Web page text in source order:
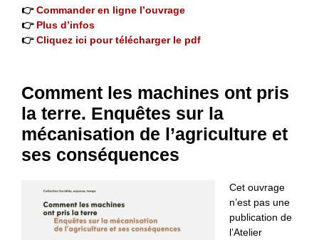
👉Commander en ligne l’ouvrage
👉 Plus d’infos
👉Cliquez ici pour télécharger le pdf
Comment les machines ont pris
la terre. Enquêtes sur la
mécanisation de l’agriculture et
ses conséquences
Cet ouvrage
n’est pas une
publication de
l’Atelier